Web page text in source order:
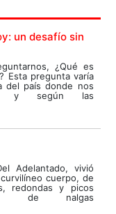
un desafío sin
¿Qué es
Esta pregunta varía
del país donde nos
y según las
Adelantado, vivió
cuerpo, de
redondas y picos
de nalgas